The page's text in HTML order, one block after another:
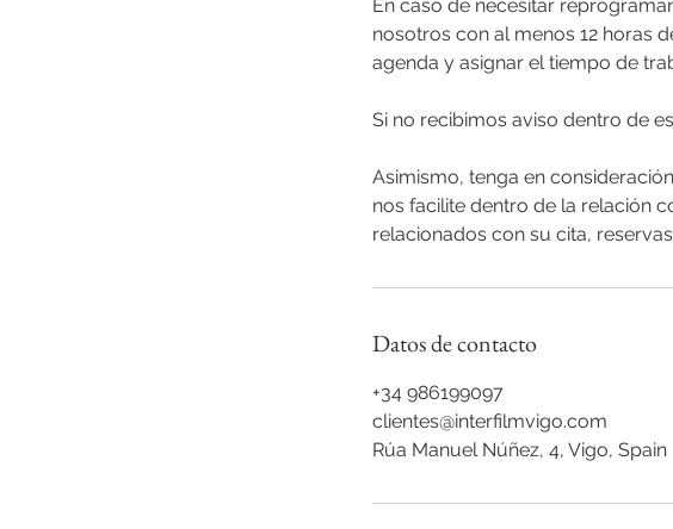
En caso de necesitar
nosotros con al menos 12 horas
agenda y asignar el tiempo de
Si no recibimos aviso dentro de
Asimismo, tenga en
nos facilite dentro de la relación
relacionados con su cita,
Datos de contacto
+34 986199097
clientes@interfilmvigo.com
Rúa Manuel Núñez, 4, Vigo, Spain